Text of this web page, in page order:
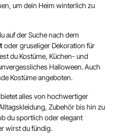
um dein Heim winterlich zu
auf der Suche nach dem
oder gruseliger Dekoration für
du Kostüme, Küchen- und
Halloween. Auch
Kostüme angeboten.
alles von hochwertiger
Zubehör bis hin zu
du sportlich oder elegant
wirst du fündig.